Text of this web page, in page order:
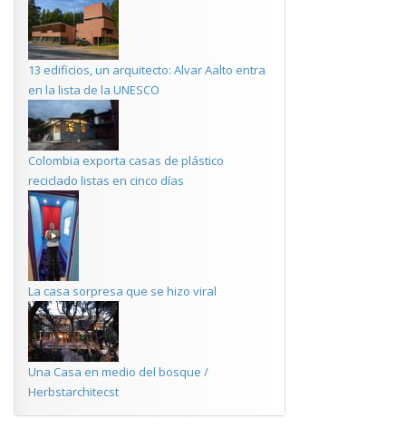
13 edificios, un arquitecto: Alvar Aalto entra
en la lista de la UNESCO
Colombia exporta casas de plástico
reciclado listas en cinco días
La casa sorpresa que se hizo viral
Una Casa en medio del bosque /
Herbstarchitecst